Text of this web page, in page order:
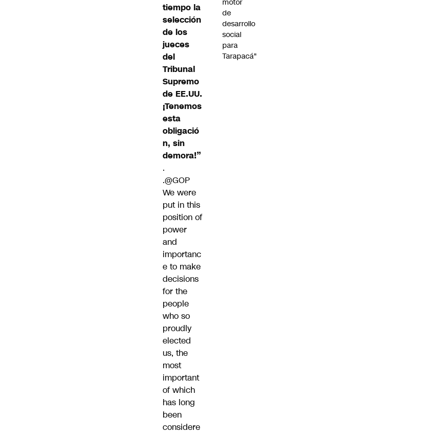
tiempo la
selección
de los
jueces
del
Tribunal
Supremo
de EE.UU.
¡Tenemos
esta
obligació
n, sin
demora!”
.
.@GOP
We were
put in this
position of
power
and
importanc
e to make
decisions
for the
people
who so
proudly
elected
us, the
most
important
of which
has long
been
considere
motor
de
desarrollo
social
para
Tarapacá"